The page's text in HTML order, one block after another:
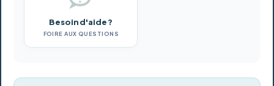
Besoin d'aide ?
FOIRE AUX QUESTIONS